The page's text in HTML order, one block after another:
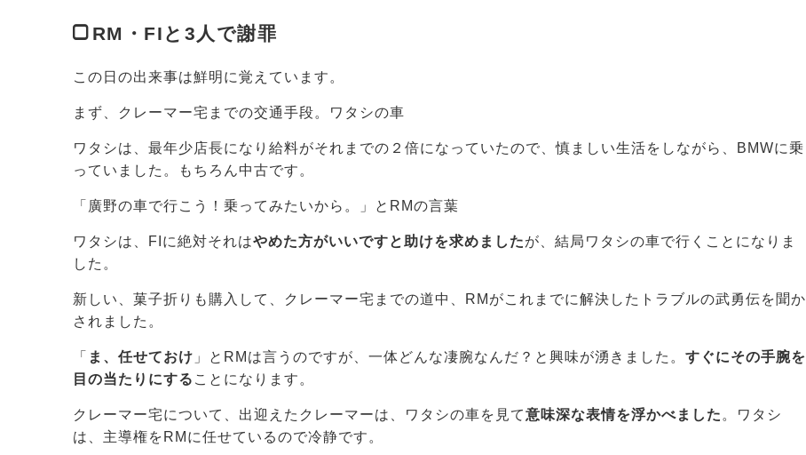
RM・FIと3人で謝罪
この日の出来事は鮮明に覚えています。
まず、クレーマー宅までの交通手段。ワタシの車
ワタシは、最年少店長になり給料がそれまでの２倍になっていたので、慎ましい生活をしながら、BMWに乗
っていました。もちろん中古です。
「廣野の車で行こう！乗ってみたいから。」とRMの言葉
ワタシは、FIに絶対それはやめた方がいいですと助けを求めましたが、結局ワタシの車で行くことになりま
した。
新しい、菓子折りも購入して、クレーマー宅までの道中、RMがこれまでに解決したトラブルの武勇伝を聞か
されました。
「 ま、任せておけ 」とRMは言うのですが、一体どんな凄腕なんだ？と興味が湧きました。 すぐにその手腕を
目の当たりにする ことになります。
クレーマー宅について、出迎えたクレーマーは、ワタシの車を見て意味深な表情を浮かべました 。ワタシ
は、主導権をRMに任せているので冷静です。